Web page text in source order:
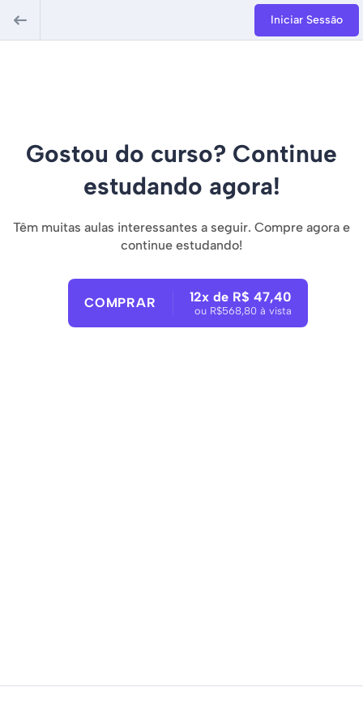
Iniciar Sessão
Gostou do curso? Continue
estudando agora!
Têm muitas aulas interessantes a seguir. Compre agora e
continue estudando!
COMPRAR 12x de R$ 47,40
ou R$568,80 à vista